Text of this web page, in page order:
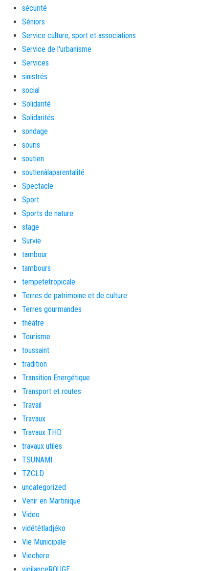
sécurité
Séniors
Service culture, sport et associations
Service de l'urbanisme
Services
sinistrés
social
Solidarité
Solidarités
sondage
souris
soutien
soutienàlaparentalité
Spectacle
Sport
Sports de nature
stage
Survie
tambour
tambours
tempetetropicale
Terres de patrimoine et de culture
Terres gourmandes
théâtre
Tourisme
toussaint
tradition
Transition Energétique
Transport et routes
Travail
Travaux
Travaux THD
travaux utiles
TSUNAMI
TZCLD
uncategorized
Venir en Martinique
Video
vidététladjéko
Vie Municipale
Viechere